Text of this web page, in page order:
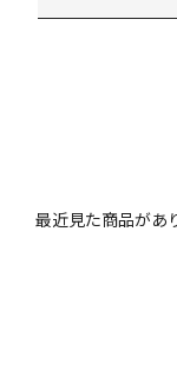
最近見た商品があ